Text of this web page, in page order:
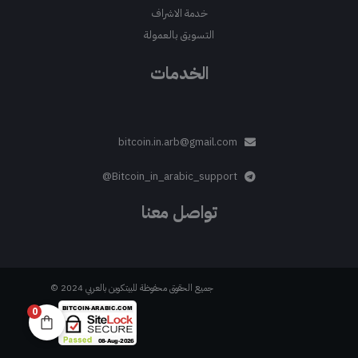
الخدمات
خدمة الاشراف
التسويق بالعمولة
تواصل معنا
bitcoin.in.arb@gmail.com
Bitcoin_in_arabic_support@
جميع الحقوق محفوظة للبيتكوين بالعربي 2024 ©
0